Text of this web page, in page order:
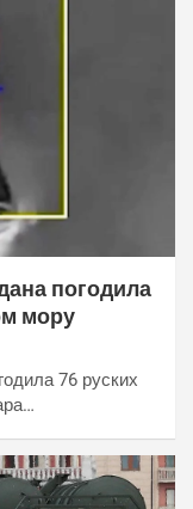
погодила
мору
76 руских